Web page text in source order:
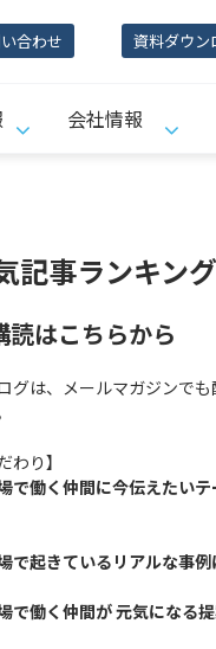
合わせ 資料ダウン
会社情報
記事ランキング
読はこちらから
グは、メールマガジンでも
わり】
で働く仲間に今伝えたいテ
で起きているリアルな事例
で働く仲間が 元気になる